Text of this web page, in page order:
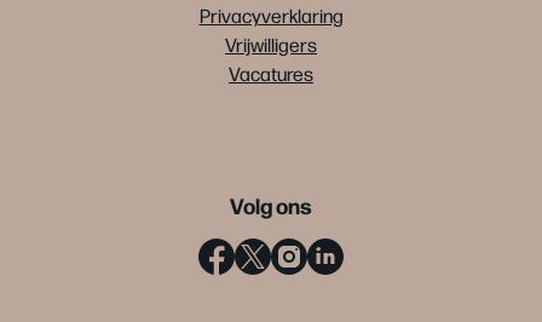
Privacyverklaring
Vrijwilligers
Vacatures
Volg ons